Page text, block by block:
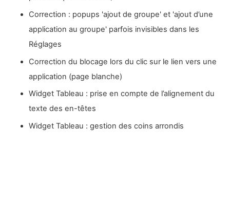
Correction : popups 'ajout de groupe' et 'ajout d’une
application au groupe' parfois invisibles dans les
Réglages
Correction du blocage lors du clic sur le lien vers une
application (page blanche)
Widget Tableau : prise en compte de l’alignement du
texte des en-têtes
Widget Tableau : gestion des coins arrondis